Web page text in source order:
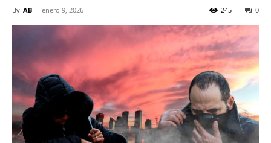
By AB - enero 9, 2026 0
245